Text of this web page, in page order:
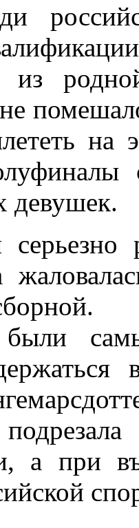
из
на
девушек.
были
а при